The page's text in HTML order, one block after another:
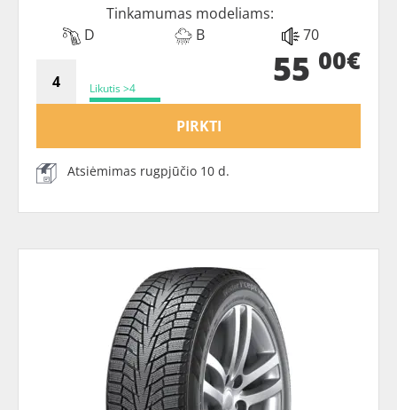
Tinkamumas modeliams:
D
B 70
Likutis >4 55 00€
PIRKTI
Atsiėmimas rugpjūčio 10 d.